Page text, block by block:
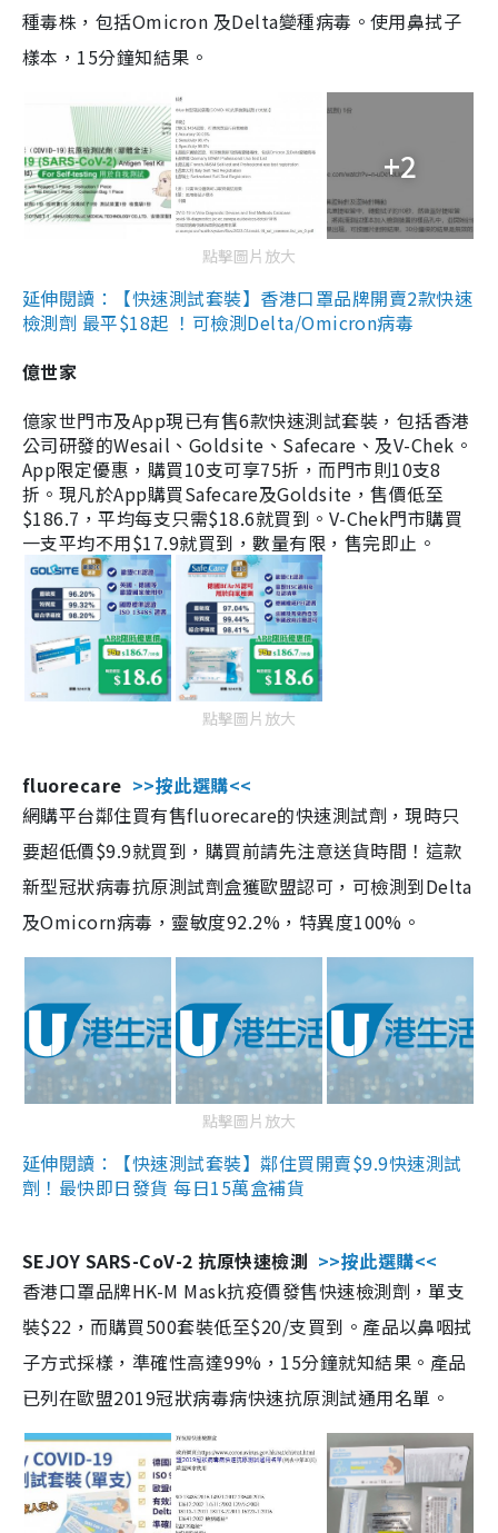
種毒株，包括Omicron 及Delta變種病毒。使用鼻拭子
樣本，15分鐘知結果。
+2
點擊圖片放大
延伸閱讀：【快速測試套裝】香港口罩品牌開賣2款快速
檢測劑 最平$18起 ！可檢測Delta/Omicron病毒
億世家
億家世門市及App現已有售6款快速測試套裝，包括香港
公司研發的Wesail、Goldsite、Safecare、及V-Chek。
App限定優惠，購買10支可享75折，而門市則10支8
折。現凡於App購買Safecare及Goldsite，售價低至
$186.7，平均每支只需$18.6就買到。V-Chek門市購買
一支平均不用$17.9就買到，數量有限，售完即止。
點擊圖片放大
fluorecare >>按此選購<<
網購平台鄰住買有售fluorecare的快速測試劑，現時只
要超低價$9.9就買到，購買前請先注意送貨時間！這款
新型冠狀病毒抗原測試劑盒獲歐盟認可，可檢測到Delta
及Omicorn病毒，靈敏度92.2%，特異度100%。
點擊圖片放大
延伸閱讀：【快速測試套裝】鄰住買開賣$9.9快速測試
劑！最快即日發貨 每日15萬盒補貨
SEJOY SARS-CoV-2 抗原快速檢測 >>按此選購<<
香港口罩品牌HK-M Mask抗疫價發售快速檢測劑，單支
裝$22，而購買500套裝低至$20/支買到。產品以鼻咽拭
子方式採樣，準確性高達99%，15分鐘就知結果。產品
已列在歐盟2019冠狀病毒病快速抗原測試通用名單。